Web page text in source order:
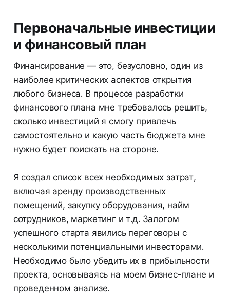
Первоначальные инвестиции
и финансовый план
Финансирование — это, безусловно, один из
наиболее критических аспектов открытия
любого бизнеса. В процессе разработки
финансового плана мне требовалось решить,
сколько инвестиций я смогу привлечь
самостоятельно и какую часть бюджета мне
нужно будет поискать на стороне.
Я создал список всех необходимых затрат,
включая аренду производственных
помещений, закупку оборудования, найм
сотрудников, маркетинг и т.д. Залогом
успешного старта явились переговоры с
несколькими потенциальными инвесторами.
Необходимо было убедить их в прибыльности
проекта, основываясь на моем бизнес-плане и
проведенном анализе.